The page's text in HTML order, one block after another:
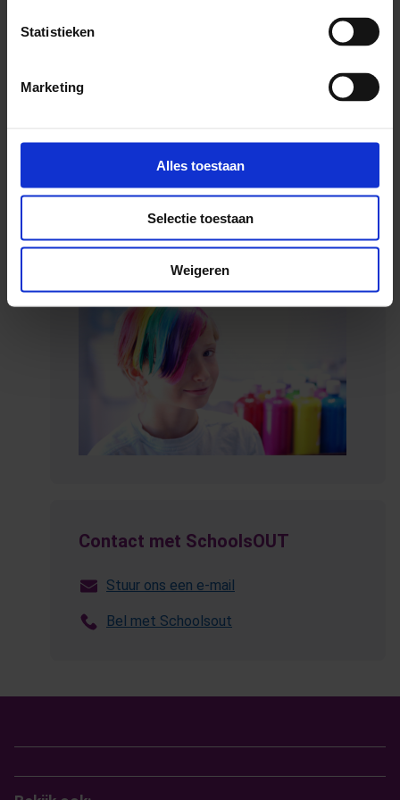
Statistieken
Marketing
Alles toestaan
Selectie toestaan
Weigeren
lieten zien wat zij in hun mars hebben. Dat is veel. Heel
veel! Wij zijn klaar voor die toekomst. Een ding is zeker,
volgend jaar is er weer een editie van Roze Woensdag
Jong! Want het geluk was van de gezichten van de
evenement te organiseren is er niet.
Contact met SchoolsOUT
Stuur ons een e-mail
Bel met Schoolsout